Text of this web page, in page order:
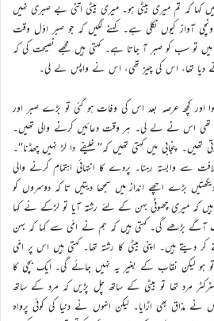
کہا کہ تم میری بیٹی ہو۔ میری بیٹی اتنی بے صبری نہیں
آواز کیوں نکلی ہے۔ کہنے لگیں کہ جو صبر اوّل وقت
تو سب کو صبر آ جاتا ہے۔ کہتی ہیں مجھے نصیحت کی کہ
دیا تھا، اس کی چیز تھی، اس نے واپس لے لی۔
ہوا اور کچھ عرصہ بعد اس کی وفات ہو گئی تو بڑے صبر اور
تھی اس نے لے لی۔ ہر وقت دعائیں کرنے والی تھیں۔
پنجابی میں کہتی تھیں کہ’’ خلیفے دا لڑ نہیں چھڈنا‘‘۔
سے وابستہ رہنا۔ پردے کا انتہائی اہتمام کرنے والی
بڑے اچھے انداز میں سمجھا دیتیں تا کہ دوسروں کو
کہ میری چھوٹی بہن کے لئے رشتہ آیا تو لڑکے نے کہا
آگے بڑھے گی۔ کہتی ہیں کہ ہم نے امّی سے کہا کہ بہن
دیتے ہیں۔ اپنی بیٹی کا رشتہ تھا۔ کہتی ہیں اس پر امّی
ہو لیکن نقاب کے بغیر یہ نہیں جائے گی۔ ایک بچی کا
مرد تھا تو بیٹی کے ساتھ چل پڑیں کہ مرد کے ساتھ
نے مذاق بھی اڑایا۔ لیکن انہوں نے دنیا کی کوئی پرواہ